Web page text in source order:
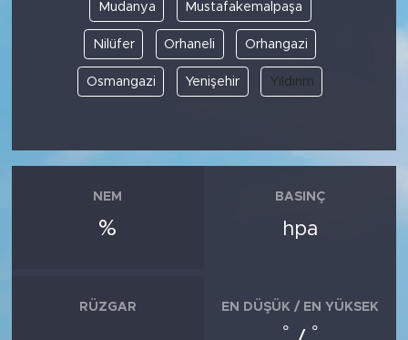
Mudanya Mustafakemalpaşa
Nilüfer Orhaneli Orhangazi
Osmangazi Yenişehir Yıldırım
NEM
%
BASINÇ
hpa
RÜZGAR EN DÜŞÜK / EN YÜKSEK
° °